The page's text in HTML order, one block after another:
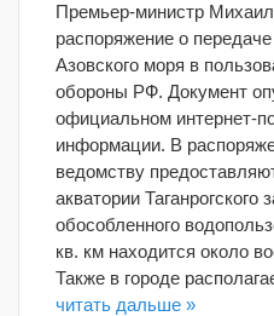
Премьер-министр
распоряжение о
Азовского моря в
обороны РФ. Документ
официальном интернет-
информации. В
ведомству
акватории Таганрогского
обособленного
кв. км находится около
Также в городе
читать дальше »